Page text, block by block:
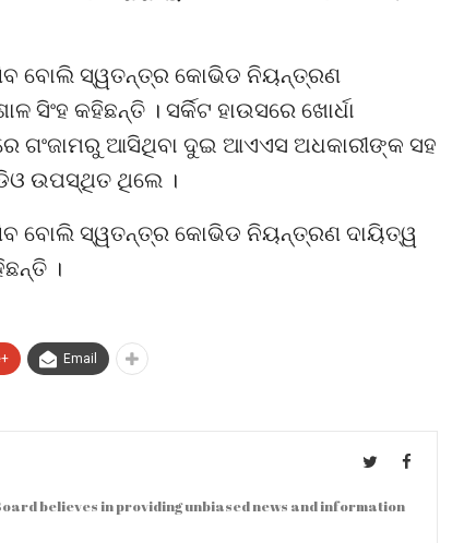
ବୋଲି ସ୍ୱତନ୍ତ୍ର କୋଭିଡ ନିୟନ୍ତ୍ରଣ
କହିଛନ୍ତି । ସର୍କିଟ ହାଉସରେ ଖୋର୍ଧା
ଗଂଜାମରୁ ଆସିଥିବା ଦୁଇ ଆଏଏସ ଅଧକାରୀଙ୍କ ସହ
ଉପସ୍ଥିତ ଥିଲେ ।
ବୋଲି ସ୍ୱତନ୍ତ୍ର କୋଭିଡ ନିୟନ୍ତ୍ରଣ ଦାୟିତ୍ୱ
।
Email
believes in providing unbiased news and information